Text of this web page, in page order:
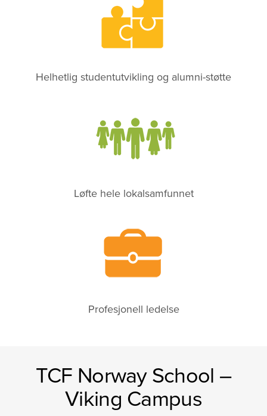
Helhetlig studentutvikling og alumni-støtte
Løfte hele lokalsamfunnet
Profesjonell ledelse
TCF Norway School –
Viking Campus